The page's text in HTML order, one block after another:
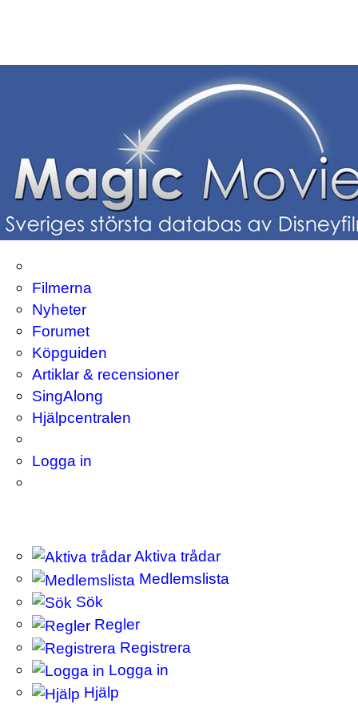
Filmerna
Nyheter
Forumet
Köpguiden
Artiklar & recensioner
SingAlong
Hjälpcentralen
Logga in
Aktiva trådar
Medlemslista
Sök
Regler
Registrera
Logga in
Hjälp